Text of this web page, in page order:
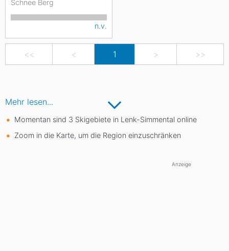
Schnee Berg
n.v.
<< < 1 > >>
Mehr lesen...
Momentan sind 3 Skigebiete in Lenk-Simmental online
Zoom in die Karte, um die Region einzuschränken
Anzeige